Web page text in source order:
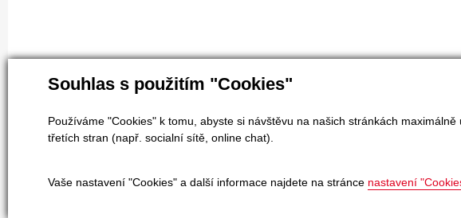
Souhlas s použitím "Cookies"
Používáme "Cookies" k tomu, abyste si návštěvu na našich stránkách
třetích stran (např. socialní sítě, online chat).
Vaše nastavení "Cookies" a další informace najdete na stránce nastavení